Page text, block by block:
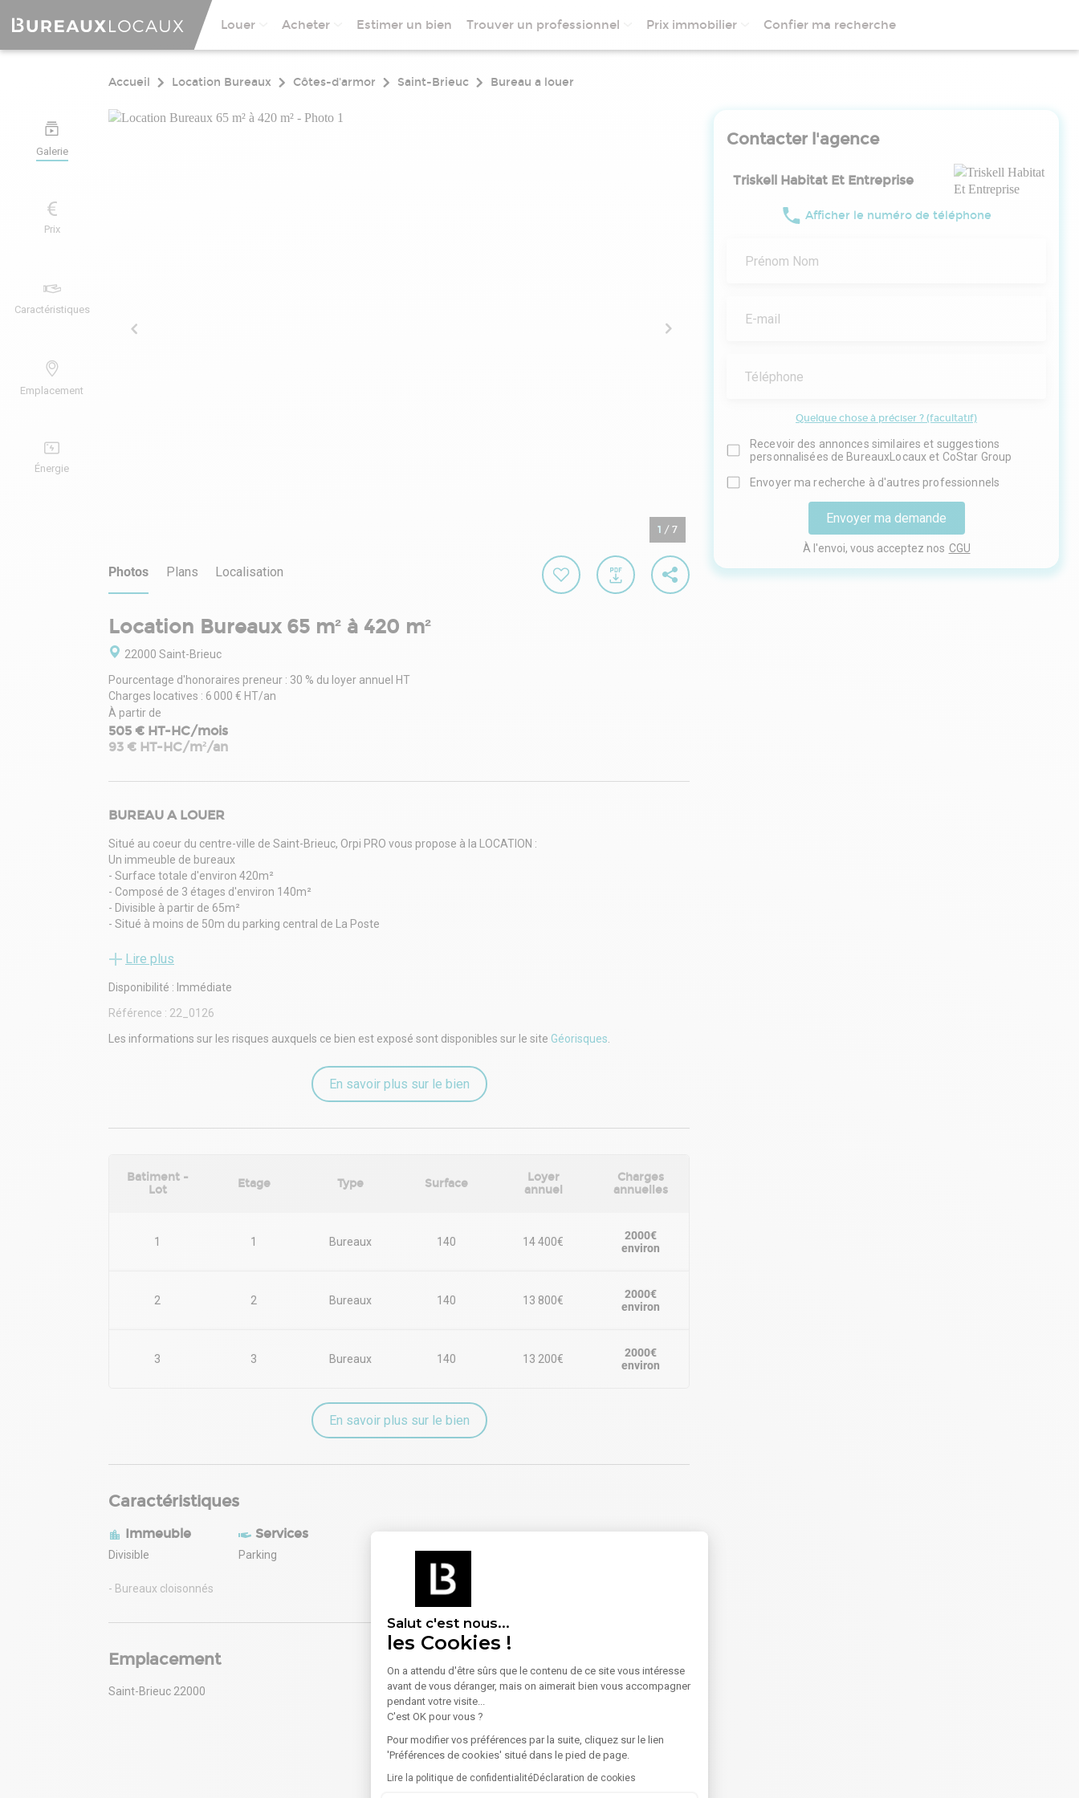
Salut c'est nous...
les Cookies !
On a attendu d'être sûrs que le contenu de ce site vous intéresse
avant de vous déranger, mais on aimerait bien vous accompagner
pendant votre visite...
C'est OK pour vous ?
Pour modifier vos préférences par la suite, cliquez sur le lien
'Préférences de cookies' situé dans le pied de page.
Lire la politique de confidentialitéDéclaration de cookies
Louer Acheter Estimer un bien Trouver un professionnel Prix immobilier Confier ma recherche
Galerie
Prix
Caractéristiques
Emplacement
Énergie
Accueil Location Bureaux Côtes-d'armor Saint-Brieuc Bureau a louer
1 / 7
Photos Plans Localisation
Location Bureaux 65 m² à 420 m²
22000 Saint-Brieuc
Pourcentage d'honoraires preneur : 30 % du loyer annuel HT
Charges locatives : 6 000 € HT/an
À partir de
505 € HT-HC/mois
93 € HT-HC/m²/an
BUREAU A LOUER
Situé au coeur du centre-ville de Saint-Brieuc, Orpi PRO vous propose à la LOCATION :
Un immeuble de bureaux
- Surface totale d'environ 420m²
- Composé de 3 étages d'environ 140m²
- Divisible à partir de 65m²
- Situé à moins de 50m du parking central de La Poste
Loyer : 39 192Euros HT HC /an soit 3 266Euros/mois HT HC
Pour plus d'informations, contactez l'agence Orpi PRO Saint-Brieuc : 02.96.60.73.80 / triskell.st-brieuc@orpi.com
Lire plus
Disponibilité : Immédiate
Référence : 22_0126
Les informations sur les risques auxquels ce bien est exposé sont disponibles sur le site Géorisques
En savoir plus sur le bien
Batiment -
Lot
Etage Type Surface
Loyer
annuel
Charges
annuelles
1 1 Bureaux 140 14 400€
2000€
environ
2 2 Bureaux 140 13 800€
2000€
environ
3 3 Bureaux 140 13 200€
2000€
environ
En savoir plus sur le bien
Caractéristiques
Immeuble
Divisible
Services
Parking
- Bureaux cloisonnés
Emplacement
Saint-Brieuc 22000
Contacter l'agence
Triskell Habitat Et Entreprise
Afficher le numéro de téléphone
Prénom Nom
E-mail
Téléphone
Quelque chose à préciser ? (facultatif)
Recevoir des annonces similaires et suggestions
personnalisées de BureauxLocaux et CoStar Group
Envoyer ma recherche à d'autres professionnels
Envoyer ma demande
À l'envoi, vous acceptez nos CGU